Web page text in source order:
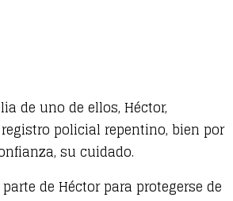
de uno de ellos, Héctor,
policial repentino, bien por
su cuidado.
de Héctor para protegerse de